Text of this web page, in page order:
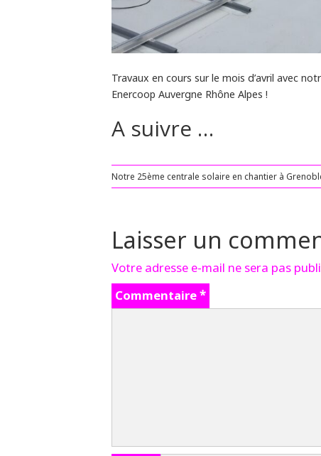
Travaux en cours sur le mois d’avril avec
Enercoop Auvergne Rhône Alpes !
A suivre …
Notre 25ème centrale solaire en chantier à
Laisser un
Votre adresse e-mail ne sera pas
Commentaire*